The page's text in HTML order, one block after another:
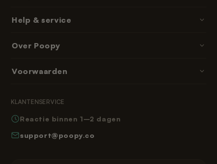
Accessoires
Help & service
Bezorgtijden
Veelgestelde vragen
Hoe werkt Poopy
Kat laten wennen
Over Poopy
Leeshoek
Voorwaarden
Herroepingsrecht
Garantie
KLANTENSERVICE
Reactie binnen 1–2 dagen
support@poopy.co